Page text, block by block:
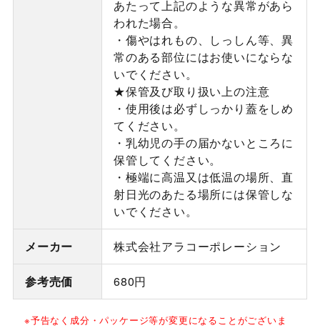
あたって上記のような異常があら
われた場合。
・傷やはれもの、しっしん等、異
常のある部位にはお使いにならな
いでください。
★保管及び取り扱い上の注意
・使用後は必ずしっかり蓋をしめ
てください。
・乳幼児の手の届かないところに
保管してください。
・極端に高温又は低温の場所、直
射日光のあたる場所には保管しな
いでください。
メーカー 株式会社アラコーポレーション
参考売価 680円
※予告なく成分・パッケージ等が変更になることがございま